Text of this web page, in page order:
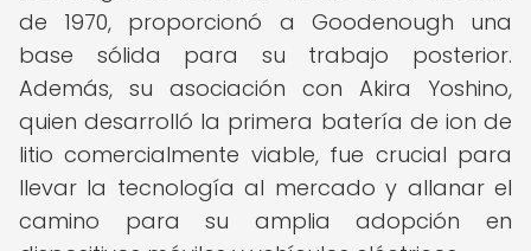
de 1970, proporcionó a Goodenough una
base sólida para su trabajo posterior.
Además, su asociación con Akira Yoshino,
quien desarrolló la primera batería de ion de
litio comercialmente viable, fue crucial para
llevar la tecnología al mercado y allanar el
camino para su amplia adopción en